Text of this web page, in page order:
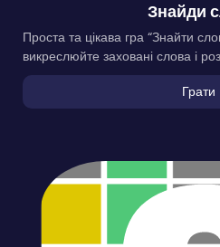
Знайди
Проста та цікава гра “Знайти
викреслюйте заховані слова і
Грати